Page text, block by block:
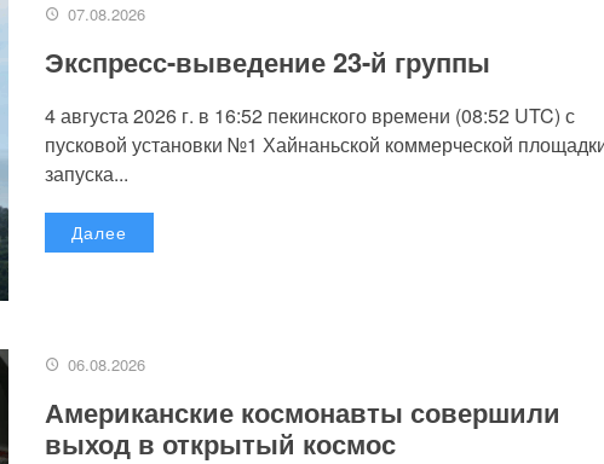
07.08.2026
Экспресс-выведение 23-й группы
4 августа 2026 г. в 16:52 пекинского времени (08:52 UTC) с
пусковой установки №1 Хайнаньской коммерческой
запуска...
Далее
06.08.2026
Американские космонавты совершили
выход в открытый космос